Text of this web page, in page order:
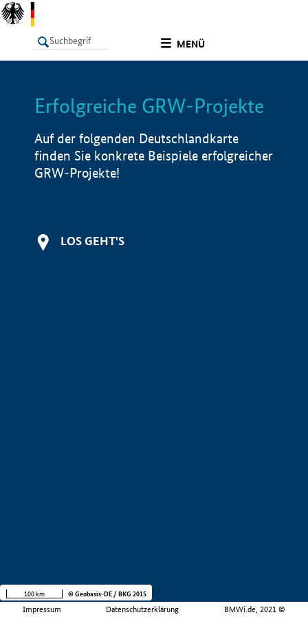
MENÜ
LISTE Info
Erfolgreiche GRW-Projekte
Auf der folgenden Deutschlandkarte
finden Sie konkrete Beispiele erfolgreicher
GRW-Projekte!
LOS GEHT'S
Impressum Datenschutzerklärung BMWi.de, 2021 ©
100 km © Geobasis-DE / BKG 2015